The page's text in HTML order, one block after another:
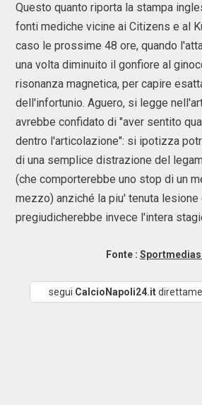
Questo quanto riporta la stampa
fonti mediche vicine ai Citizens e al
caso le prossime 48 ore, quando
una volta diminuito il gonfiore al
risonanza magnetica, per capire
dell'infortunio. Aguero, si legge
avrebbe confidato di "aver sentito
dentro l'articolazione": si ipotizza
di una semplice distrazione del
(che comporterebbe uno stop di un
mezzo) anziché la piu' tenuta lesione
pregiudicherebbe invece l'intera
Fonte :
segui CalcioNapoli24.it